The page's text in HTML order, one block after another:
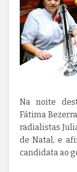
Na noite
Fátima
radialistas
de Natal, e
candidata ao